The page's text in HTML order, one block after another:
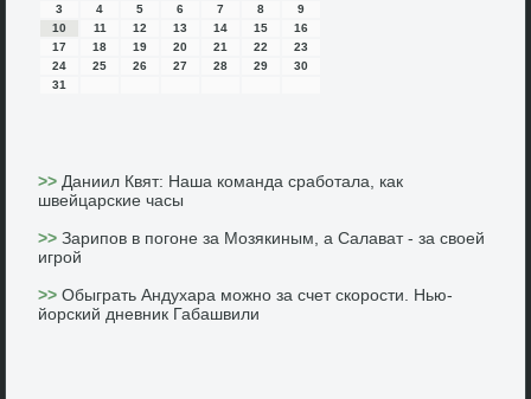
3
4 5 6 7 8
9
10
11 12 13 14 15
16
17
18 19 20 21 22
23
24
25 26 27 28 29
30
31
>> Даниил Квят: Наша команда сработала, как
швейцарские часы
>>Зарипов в погоне за Мозякиным, а Салават - за своей
игрой
>>Обыграть Андухара можно за счет скорости. Нью-
йорский дневник Габашвили